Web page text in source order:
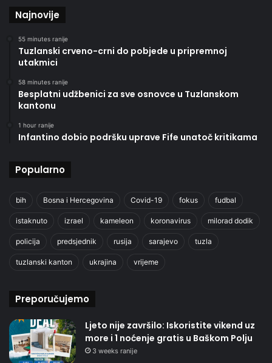
Najnovije
55 minutes ranije
Tuzlanski crveno-crni do pobjede u pripremnoj
utakmici
58 minutes ranije
Besplatni udžbenici za sve osnovce u Tuzlanskom
kantonu
1 hour ranije
Infantino dobio podršku uprave Fife unatoč kritikama
Popularno
bih Bosna i Hercegovina Covid-19 fokus fudbal
istaknuto izrael kameleon koronavirus milorad dodik
policija predsjednik rusija sarajevo tuzla
tuzlanski kanton ukrajina vrijeme
Preporučujemo
Ljeto nije završilo: Iskoristite vikend uz
more i 1 noćenje gratis u Baškom Polju
3 weeks ranije